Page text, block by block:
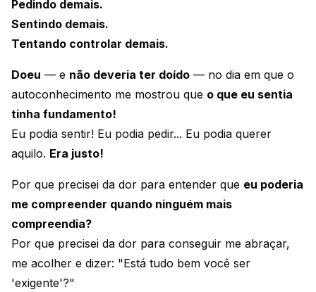
Pedindo demais.
Sentindo demais.
Tentando controlar demais.
Doeu — e não deveria ter doído — no dia em que o
autoconhecimento me mostrou que o que eu sentia
tinha fundamento!
Eu podia sentir! Eu podia pedir... Eu podia querer
aquilo. Era justo!
Por que precisei da dor para entender que eu poderia
me compreender quando ninguém mais
compreendia?
Por que precisei da dor para conseguir me abraçar,
me acolher e dizer: "Está tudo bem você ser
'exigente'?"